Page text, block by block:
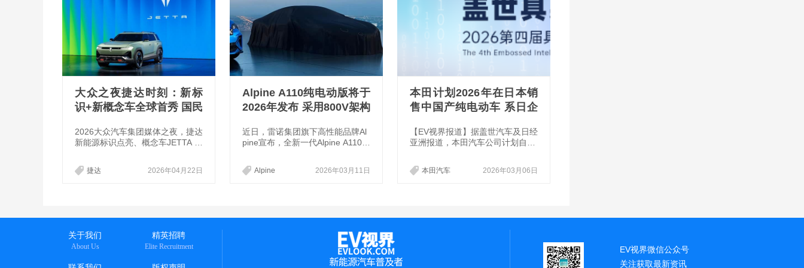
大众之夜捷达时刻：新标
识+新概念车全球首秀 国民
2026大众汽车集团媒体之夜，捷达
新能源标识点亮、概念车JETTA X
时。
2026年04月22日
捷达
Alpine A110纯电动版将于
2026年发布 采用800V架构
近日，雷诺集团旗下高性能品牌Al
pine宣布，全新一代Alpine A110纯
布。新车将基于全新的Alpine Perf
ormance Platform（APP性能平...
2026年03月11日
Alpine
本田计划2026年在日本销
售中国产纯电动车 系日企
【EV视界报道】据盖世汽车及日经
亚洲报道，本田汽车公司计划自20
在中国制造的纯电动汽车。 这将是
日本本土汽车制造商首次在日本本
2026年03月06日
本田汽车
关于我们
About Us
精英招聘
Elite Recruitment
EV视界微信公众号
关注获取最新资讯